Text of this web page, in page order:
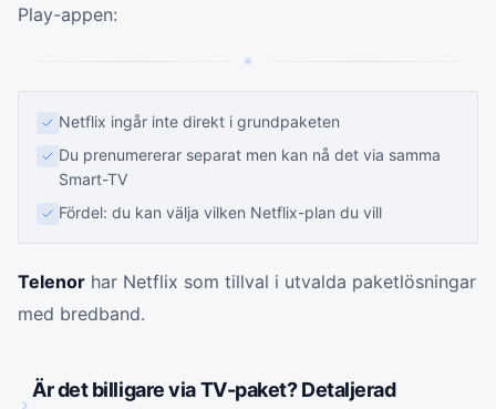
Play-appen:
Netflix ingår inte direkt i grundpaketen
Du prenumererar separat men kan nå det via samma
Smart-TV
Fördel: du kan välja vilken Netflix-plan du vill
Telenor har Netflix som tillval i utvalda paketlösningar
med bredband.
Är det billigare via TV-paket? Detaljerad